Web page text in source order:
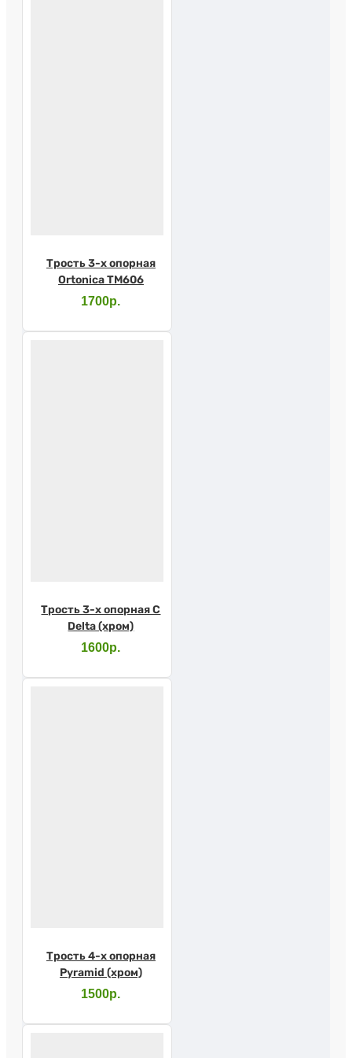
Трость 3-х опорная
Ortonica TM606
1700р.
Трость 3-х опорная С
Delta (хром)
1600р.
Трость 4-х опорная
Pyramid (хром)
1500р.